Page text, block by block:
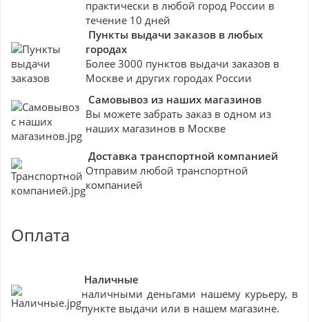
практически в любой город России в
течение 10 дней
Пункты выдачи заказов в любых
городах
Более 3000 пунктов выдачи заказов в
Москве и других городах России
Самовывоз из наших магазинов
Вы можете забрать заказ в одном из
наших магазинов в Москве
Доставка транспортной компанией
Отправим любой транспортной
компанией
Оплата
Наличные
наличными деньгами нашему курьеру, в
пункте выдачи или в нашем магазине.